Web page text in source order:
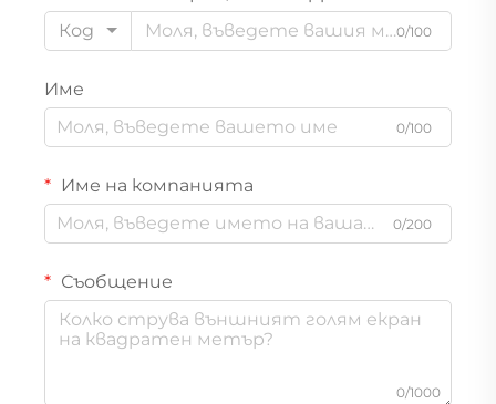
Код
0/100
Име
0/100
Име на компанията
0/200
Съобщение
0/1000